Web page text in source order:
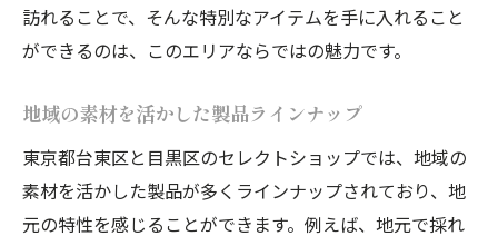
訪れることで、そんな特別なアイテムを手に入れること
ができるのは、このエリアならではの魅力です。
地域の素材を活かした製品ラインナップ
東京都台東区と目黒区のセレクトショップでは、地域の
素材を活かした製品が多くラインナップされており、地
元の特性を感じることができます。例えば、地元で採れ